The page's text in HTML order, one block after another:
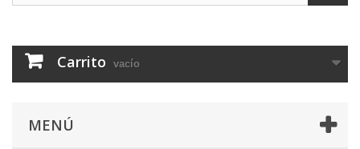
Carrito vacío
MENÚ